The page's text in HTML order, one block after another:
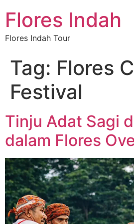
Flores Indah
Flores Indah Tour
Tag: Flores
Festival
Tinju Adat Sagi
dalam Flores